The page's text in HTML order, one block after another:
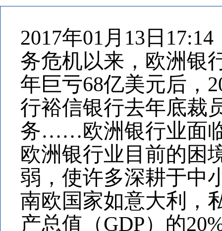
2017年01月13日
务危机以来，欧洲银
年巨亏68亿美元后，
行裕信银行去年底裁
务……欧洲银行业面
欧洲银行业目前的困
弱，使许多深耕于中
南欧国家如意大利，
产总值（GDP）的